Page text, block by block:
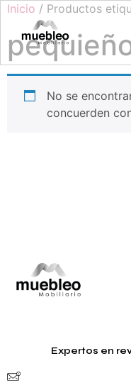
Inicio / Productos
No se
concuerden
Expertos en